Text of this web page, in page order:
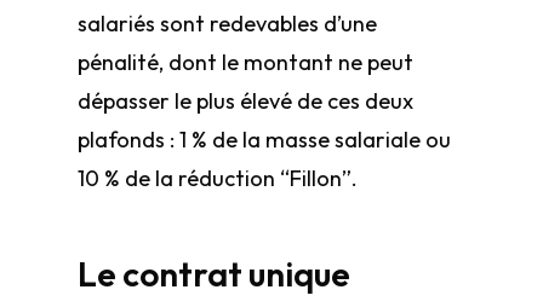
salariés sont redevables d’une
pénalité, dont le montant ne peut
dépasser le plus élevé de ces deux
plafonds : 1 % de la masse salariale ou
10 % de la réduction “Fillon”.
Le contrat unique